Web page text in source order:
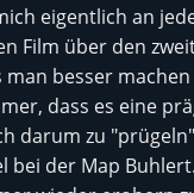
eigentlich an
Film über den
besser
dass es eine
darum zu
der Map